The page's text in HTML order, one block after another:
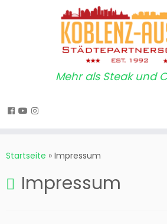
Mehr als Steak und
Startseite » Impressum
Impressum